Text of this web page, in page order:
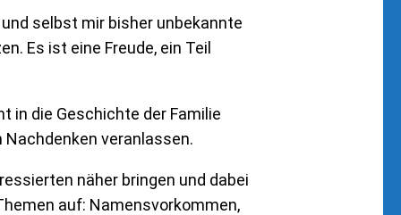
selbst mir bisher unbekannte
Es ist eine Freude, ein Teil
in die Geschichte der Familie
Nachdenken veranlassen.
näher bringen und dabei
auf: Namensvorkommen,